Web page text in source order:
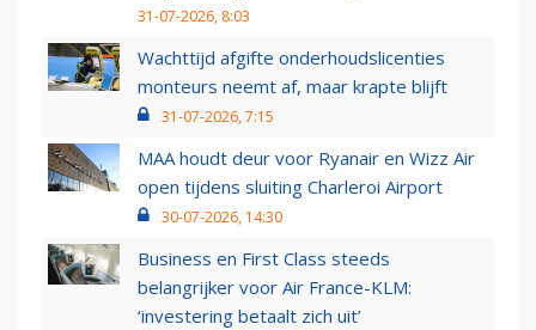
31-07-2026, 8:03
Wachttijd afgifte onderhoudslicenties
monteurs neemt af, maar krapte blijft
31-07-2026, 7:15
MAA houdt deur voor Ryanair en Wizz Air
open tijdens sluiting Charleroi Airport
30-07-2026, 14:30
Business en First Class steeds
belangrijker voor Air France-KLM:
‘investering betaalt zich uit’